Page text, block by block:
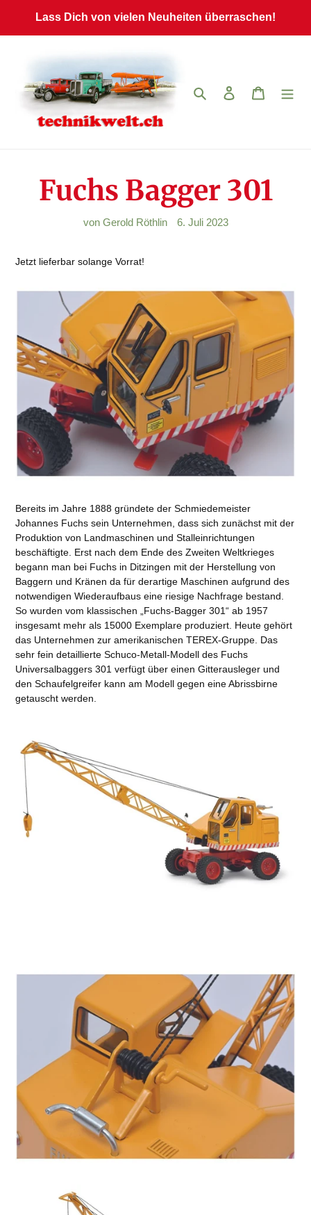
Inhalt
Lass Dich von vielen Neuheiten überraschen!
Suchen Einloggen
Fuchs Bagger 301
von Gerold Röthlin 6. Juli 2023
Jetzt lieferbar solange Vorrat!
Bereits im Jahre 1888 gründete der Schmiedemeister
Johannes Fuchs sein Unternehmen, dass sich zunächst mit der
Produktion von Landmaschinen und Stalleinrichtungen
beschäftigte. Erst nach dem Ende des Zweiten Weltkrieges
begann man bei Fuchs in Ditzingen mit der Herstellung von
Baggern und Kränen da für derartige Maschinen aufgrund des
notwendigen Wiederaufbaus eine riesige Nachfrage bestand.
So wurden vom klassischen „Fuchs-Bagger 301“ ab 1957
insgesamt mehr als 15000 Exemplare produziert. Heute gehört
das Unternehmen zur amerikanischen TEREX-Gruppe. Das
sehr fein detaillierte Schuco-Metall-Modell des Fuchs
Universalbaggers 301 verfügt über einen Gitterausleger und
den Schaufelgreifer kann am Modell gegen eine Abrissbirne
getauscht werden.